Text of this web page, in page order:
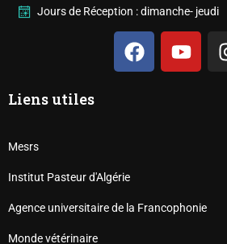
Jours de Réception : dimanche- jeudi
Liens utiles
Mesrs
Institut Pasteur d'Algérie
Agence universitaire de la Francophonie
Monde vétérinaire